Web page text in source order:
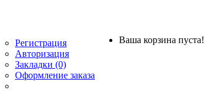
Ваша корзина пуста!
Регистрация
Авторизация
Закладки (0)
Оформление заказа